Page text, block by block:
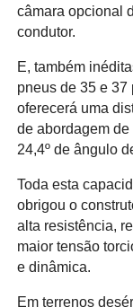
câmara opcional
condutor.
E, também
pneus de 35 e
oferecerá uma
de abordagem de
24,4º de ângulo
Toda esta
obrigou o
alta resistência,
maior tensão
e dinâmica.
Em terrenos